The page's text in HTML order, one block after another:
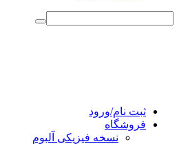
ثبت نام/ورود
فروشگاه
نسخه فیزیکی آلبوم